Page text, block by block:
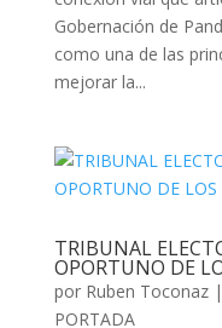
Gobernación de
como una de las
mejorar la...
TRIBUNAL
OPORTUNO DE
por Ruben Toconaz|
PORTADA